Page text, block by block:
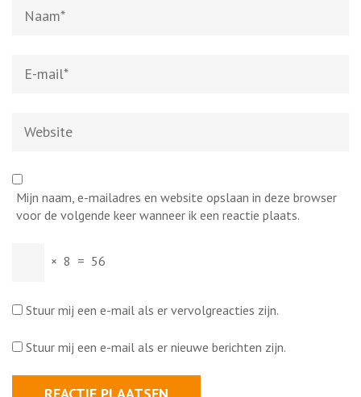
mail*
Mijn naam, e-mailadres en website opslaan in deze browser
voor de volgende keer wanneer ik een reactie plaats.
× 8 = 56
Stuur mij een e-mail als er vervolgreacties zijn.
Stuur mij een e-mail als er nieuwe berichten zijn.